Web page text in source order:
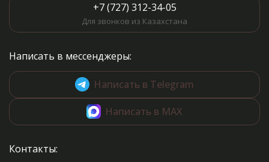
+7 (727) 312-34-05
Для звонков из Казахстана
Написать в мессенджеры:
Написать в Telegram
Написать в MAX
Контакты: